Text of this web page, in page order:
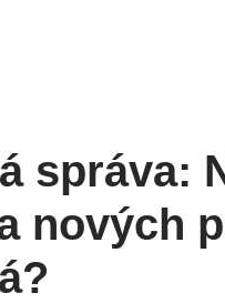
správa:
nových